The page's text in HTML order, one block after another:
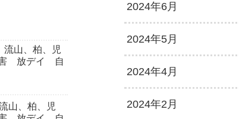
流山、柏、児
害 放デイ 自
山、柏、児
2024年6月
2024年5月
2024年4月
2024年2月